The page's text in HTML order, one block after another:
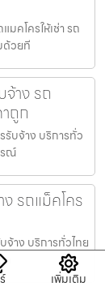
คโครให้เช่า รถ
ด้วยที
จ้าง รถ
ถูก
รับจ้าง บริการทั่ว
รณ์
รถแม็คโคร
จ้าง บริการทั่วไทย
เพิ่มเติม